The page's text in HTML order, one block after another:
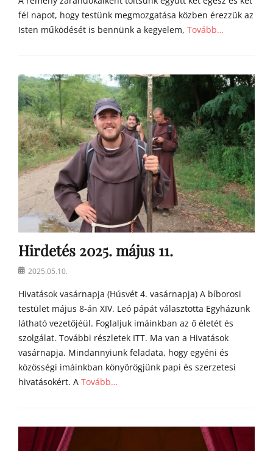
fél napot, hogy testünk megmozgatása közben érezzük az
Isten működését is bennünk a kegyelem, Tovább…
í
r
e
k
Hirdetés 2025. május 11.
Posted2025.05.10.
Hivatások vasárnapja (Húsvét 4. vasárnapja) A bíborosi
testület május 8-án XIV. Leó pápát választotta Egyházunk
látható vezetőjéül. Foglaljuk imáinkban az ő életét és
szolgálat. További részletek ITT. Ma van a Hivatások
vasárnapja. Mindannyiunk feladata, hogy egyéni és
közösségi imáinkban könyörögjünk papi és szerzetesi
hivatásokért. A Tovább…